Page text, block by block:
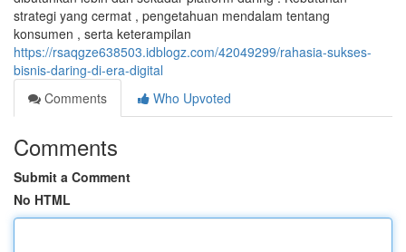
strategi yang cermat , pengetahuan mendalam tentang
konsumen , serta keterampilan
https://rsaqgze638503.idblogz.com/42049299/rahasia-sukses-
bisnis-daring-di-era-digital
Comments
Who Upvoted
Comments
Submit a Comment
No HTML